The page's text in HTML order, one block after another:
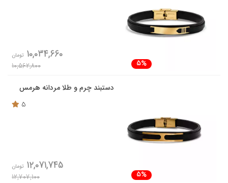
5%
10,034,660 تومان
10,562,800
دستبند چرم و طلا مردانه هرمس
5
5%
12,071,745 تومان
12,707,100